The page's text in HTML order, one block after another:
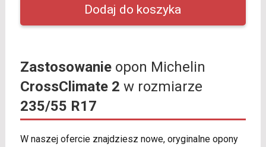
Zastosowanieopon Michelin
CrossClimate 2 w rozmiarze
235/55 R17
W naszej ofercie znajdziesz nowe, oryginalne opony